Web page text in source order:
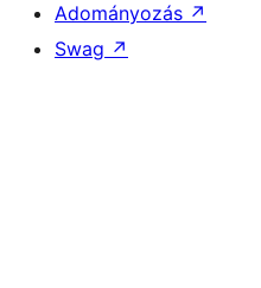
Adományozás ↗
Swag ↗